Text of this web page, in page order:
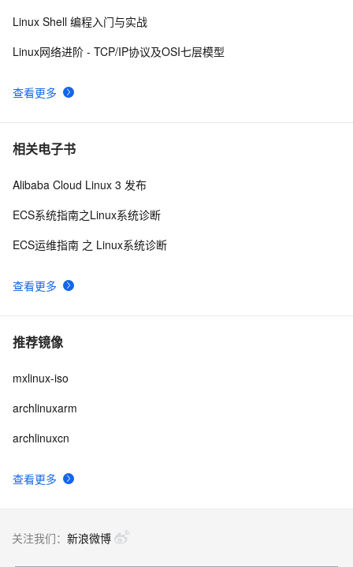
查看更多
Linux Shell 编程入门与实战
Linux网络进阶 - TCP/IP协议及OSI七层模型
相关电子书
查看更多
Alibaba Cloud Linux 3 发布
ECS系统指南之Linux系统诊断
ECS运维指南 之 Linux系统诊断
推荐镜像
查看更多
mxlinux-iso
archlinuxarm
archlinuxcn
关注我们： 新浪微博